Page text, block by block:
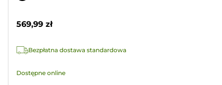
7
569,99 zł
Bezpłatna dostawa standardowa
Dostępne online